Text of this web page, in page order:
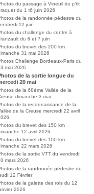
du passage à Vineuil du p’tit
du 1 t6 juin 2026
de la randonnée pédestre du
12 juin
du challenge du centre à
du 6 et 7 juin
du brevet des 200 km
31 mai 2026
Challenge Bordeaux-Paris du
mai 2026
de la sortie longue du
20 mai
de la 68ème Vallée de la
dimanche 3 mai
de la reconnaissance de la
de la Creuse mercredi 22 avril
du brevet des 150 km
12 avril 2026
du brevet des 100 km
22 mars 2026
de la sortie VTT du vendredi
mars 2026
de la randonnée pédestre du
12 Février
de la galette des rois du 12
2026